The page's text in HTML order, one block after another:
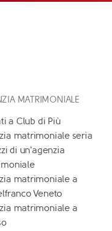
MATRIMONIALE
a Club di Più
matrimoniale seria
di un'agenzia
matrimoniale a
Veneto
matrimoniale a